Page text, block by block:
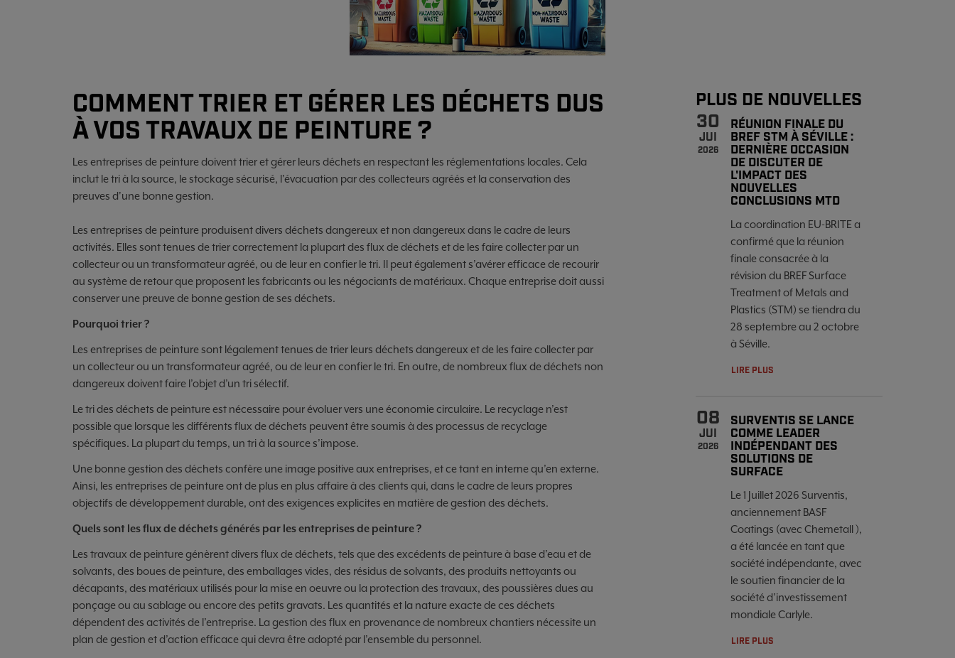
COMMENT TRIER ET GÉRER LES DÉCHETS DUS
À VOS TRAVAUX DE PEINTURE ?
Les entreprises de peinture doivent trier et gérer leurs déchets en respectant les réglementations locales. Cela
inclut le tri à la source, le stockage sécurisé, l'évacuation par des collecteurs agréés et la conservation des
preuves d'une bonne gestion.
Les entreprises de peinture produisent divers déchets dangereux et non dangereux dans le cadre de leurs
activités. Elles sont tenues de trier correctement la plupart des flux de déchets et de les faire collecter par un
collecteur ou un transformateur agréé, ou de leur en confier le tri. Il peut également s’avérer efficace de recourir
au système de retour que proposent les fabricants ou les négociants de matériaux. Chaque entreprise doit aussi
conserver une preuve de bonne gestion de ses déchets.
Pourquoi trier ?
Les entreprises de peinture sont légalement tenues de trier leurs déchets dangereux et de les faire collecter par
un collecteur ou un transformateur agréé, ou de leur en confier le tri. En outre, de nombreux flux de déchets non
dangereux doivent faire l’objet d’un tri sélectif.
Le tri des déchets de peinture est nécessaire pour évoluer vers une économie circulaire. Le recyclage n’est
possible que lorsque les différents flux de déchets peuvent être sou­mis à des processus de recyclage
spécifiques. La plupart du temps, un tri à la source s’impose.
Une bonne gestion des déchets confère une image positive aux entreprises, et ce tant en interne qu’en externe.
Ainsi, les entreprises de peinture ont de plus en plus affaire à des clients qui, dans le cadre de leurs propres
objectifs de développement durable, ont des exigences explicites en matière de gestion des déchets.
Quels sont les flux de déchets générés par les entreprises de peinture ?
Les travaux de peinture génèrent divers flux de déchets, tels que des excédents de peinture à base d’eau et de
solvants, des boues de peinture, des emballages vides, des résidus de solvants, des produits nettoyants ou
décapants, des matériaux utilisés pour la mise en oeuvre ou la protection des travaux, des poussières dues au
ponçage ou au sablage ou encore des petits gravats. Les quantités et la nature exacte de ces déchets
dépendent des activités de l’entreprise. La gestion des flux en provenance de nombreux chantiers nécessite un
plan de gestion et d’action efficace qui devra être adopté par l’ensemble du personnel.
PLUS DE NOUVELLES
30
JUI
2026
RÉUNION FINALE DU
BREF STM À SÉVILLE :
DERNIÈRE OCCASION
DE DISCUTER DE
L'IMPACT DES
NOUVELLES
CONCLUSIONS MTD
La coordination EU-BRITE a
confirmé que la réunion
finale consacrée à la
révision du BREF Surface
Treatment of Metals and
Plastics (STM) se tiendra du
28 septembre au 2 octobre
à Séville.
LIRE PLUS
08
JUI
2026
SURVENTIS SE LANCE
COMME LEADER
INDÉPENDANT DES
SOLUTIONS DE
SURFACE
Le 1 Juillet 2026 Surventis,
anciennement BASF
Coatings (avec Chemetall ),
a été lancée en tant que
société indépendante, avec
le soutien financier de la
société d’investissement
mondiale Carlyle.
LIRE PLUS